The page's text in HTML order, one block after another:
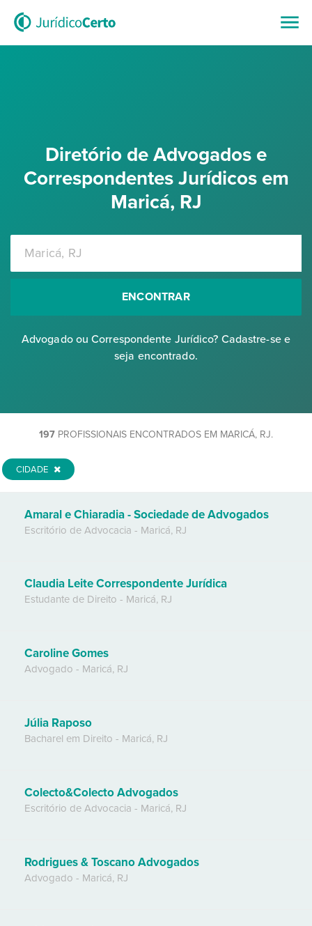
Diretório de Advogados e
Correspondentes Jurídicos em
Maricá, RJ
ENCONTRAR
Advogado ou Correspondente Jurídico? Cadastre-se e
seja encontrado.
197 PROFISSIONAIS ENCONTRADOS EM MARICÁ, RJ.
CIDADE
Amaral e Chiaradia - Sociedade de Advogados
Escritório de Advocacia - Maricá, RJ
Claudia Leite Correspondente Jurídica
Estudante de Direito - Maricá, RJ
Caroline Gomes
Advogado - Maricá, RJ
Júlia Raposo
Bacharel em Direito - Maricá, RJ
Colecto&Colecto Advogados
Escritório de Advocacia - Maricá, RJ
Rodrigues & Toscano Advogados
Advogado - Maricá, RJ